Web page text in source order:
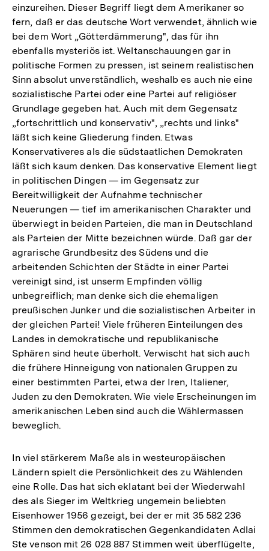
einzureihen. Dieser Begriff liegt dem Amerikaner so
fern, daß er das deutsche Wort verwendet, ähnlich wie
bei dem Wort „Götterdämmerung", das für ihn
ebenfalls mysteriös ist. Weltanschauungen gar in
politische Formen zu pressen, ist seinem realistischen
Sinn absolut unverständlich, weshalb es auch nie eine
sozialistische Partei oder eine Partei auf religiöser
Grundlage gegeben hat. Auch mit dem Gegensatz
„fortschrittlich und konservativ", „rechts und links"
läßt sich keine Gliederung finden. Etwas
Konservativeres als die südstaatlichen Demokraten
läßt sich kaum denken. Das konservative Element liegt
in politischen Dingen — im Gegensatz zur
Bereitwilligkeit der Aufnahme technischer
Neuerungen — tief im amerikanischen Charakter und
überwiegt in beiden Parteien, die man in Deutschland
als Parteien der Mitte bezeichnen würde. Daß gar der
agrarische Grundbesitz des Südens und die
arbeitenden Schichten der Städte in einer Partei
vereinigt sind, ist unserm Empfinden völlig
unbegreiflich; man denke sich die ehemaligen
preußischen Junker und die sozialistischen Arbeiter in
der gleichen Partei! Viele früheren Einteilungen des
Landes in demokratische und republikanische
Sphären sind heute überholt. Verwischt hat sich auch
die frühere Hinneigung von nationalen Gruppen zu
einer bestimmten Partei, etwa der Iren, Italiener,
Juden zu den Demokraten. Wie viele Erscheinungen im
amerikanischen Leben sind auch die Wählermassen
beweglich.
In viel stärkerem Maße als in westeuropäischen
Ländern spielt die Persönlichkeit des zu Wählenden
eine Rolle. Das hat sich eklatant bei der Wiederwahl
des als Sieger im Weltkrieg ungemein beliebten
Eisenhower 1956 gezeigt, bei der er mit 35 582 236
Stimmen den demokratischen Gegenkandidaten Adlai
Ste venson mit 26 028 887 Stimmen weit überflügelte,